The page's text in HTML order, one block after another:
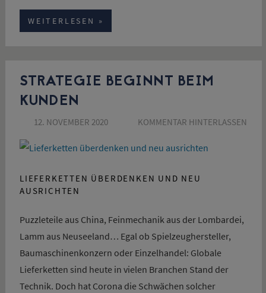
WEITERLESEN
STRATEGIE BEGINNT BEIM
KUNDEN
12. NOVEMBER 2020 SUSANNE SCHÖN
KOMMENTAR HINTERLASSEN
LIEFERKETTEN ÜBERDENKEN UND NEU
AUSRICHTEN
Puzzleteile aus China, Feinmechanik aus der Lombardei,
Lamm aus Neuseeland… Egal ob Spielzeughersteller,
Baumaschinenkonzern oder Einzelhandel: Globale
Lieferketten sind heute in vielen Branchen Stand der
Technik. Doch hat Corona die Schwächen solcher